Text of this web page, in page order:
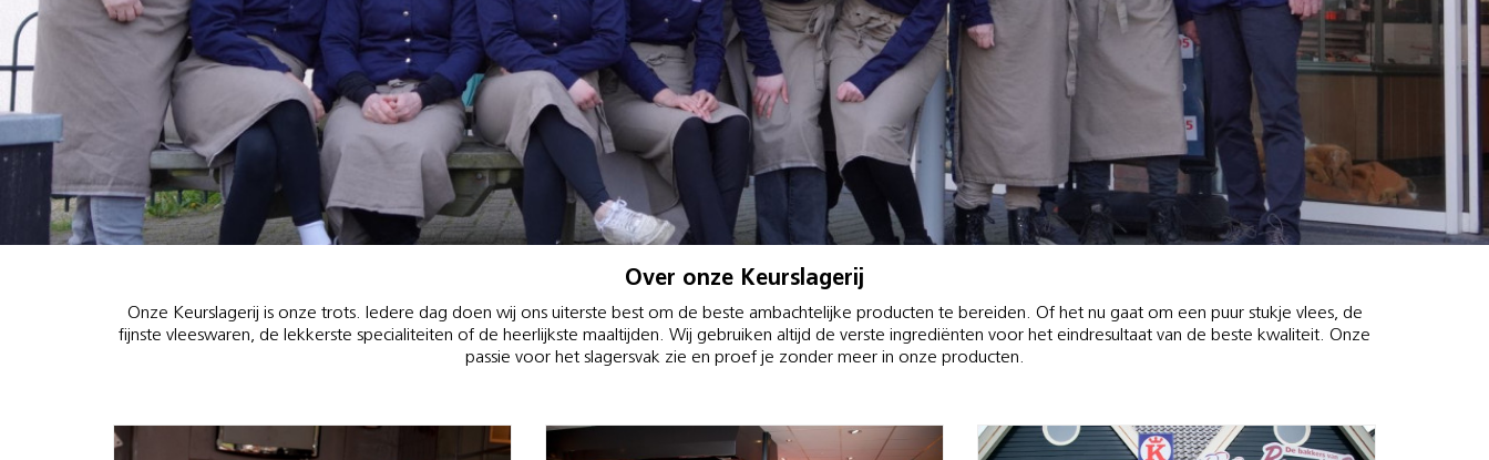
Over onze Keurslagerij
Onze Keurslagerij is onze trots. Iedere dag doen wij ons uiterste best om de beste ambachtelijke producten te bereiden. Of het nu gaat om een puur stukje vlees, de
fijnste vleeswaren, de lekkerste specialiteiten of de heerlijkste maaltijden. Wij gebruiken altijd de verste ingrediënten voor het eindresultaat van de beste kwaliteit. Onze
passie voor het slagersvak zie en proef je zonder meer in onze producten.